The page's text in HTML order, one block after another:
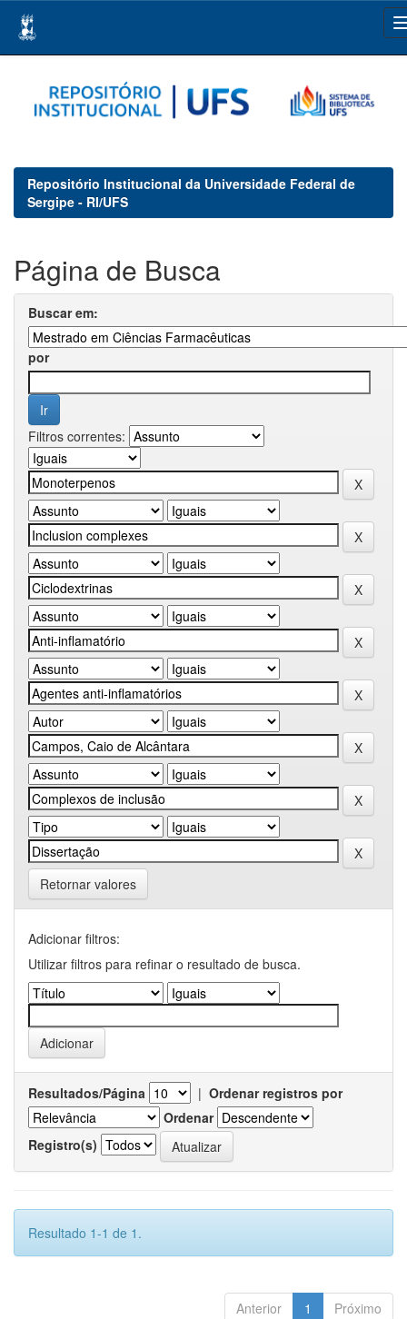
navigation
Repositório Institucional da Universidade Federal de
Sergipe - RI/UFS
Página de Busca
Buscar em:
por
Filtros correntes:
Retornar valores
Adicionar filtros:
Utilizar filtros para refinar o resultado de busca.
Resultados/Página | Ordenar registros por
Ordenar
Registro(s)
Resultado 1-1 de 1.
Anterior 1 Próximo